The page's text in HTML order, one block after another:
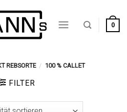
0
REBSORTE / 100 % CALLET
FILTER